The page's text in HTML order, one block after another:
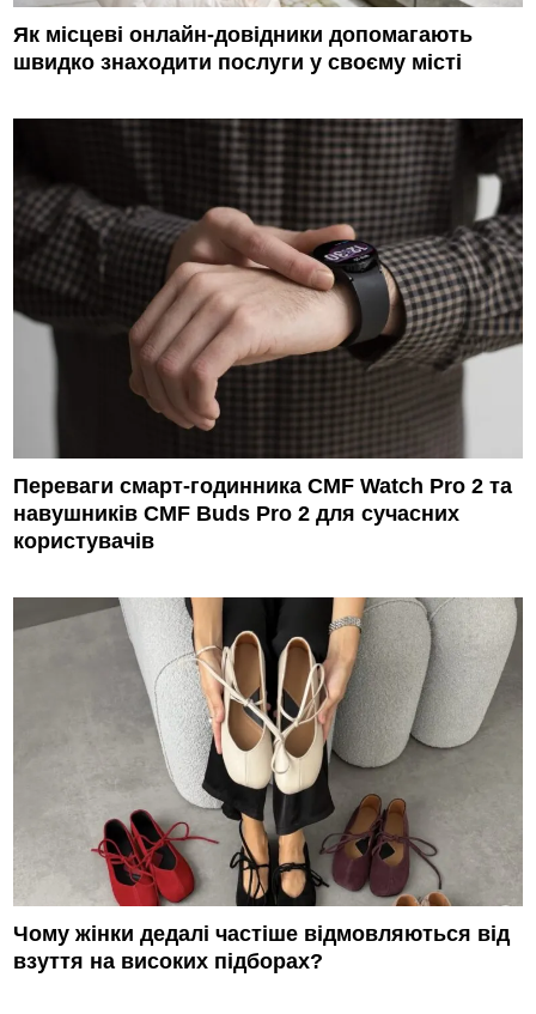
Як місцеві онлайн-довідники допомагають
швидко знаходити послуги у своєму місті
Переваги смарт-годинника CMF Watch Pro 2 та
навушників CMF Buds Pro 2 для сучасних
користувачів
Чому жінки дедалі частіше відмовляються від
взуття на високих підборах?